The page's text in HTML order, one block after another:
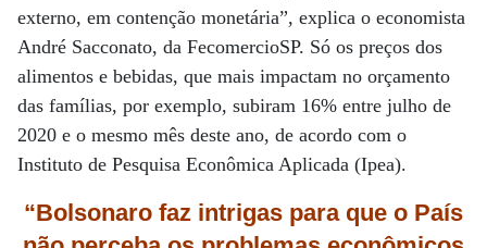
externo, em contenção monetária”, explica o economista
André Sacconato, da FecomercioSP. Só os preços dos
alimentos e bebidas, que mais impactam no orçamento
das famílias, por exemplo, subiram 16% entre julho de
2020 e o mesmo mês deste ano, de acordo com o
Instituto de Pesquisa Econômica Aplicada (Ipea).
“Bolsonaro faz intrigas para que o País